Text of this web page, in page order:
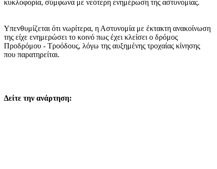
κυκλοφορία, σύμφωνα με νεότερη ενημέρωση της αστυνομίας.
Υπενθυμίζεται ότι νωρίτερα, η Αστυνομία με έκτακτη ανακοίνωση
της είχε ενημερώσει το κοινό πως έχει κλείσει ο δρόμος
Προδρόμου - Τροόδους, λόγω της αυξημένης τροχαίας κίνησης
που παρατηρείται.
Δείτε την ανάρτηση: